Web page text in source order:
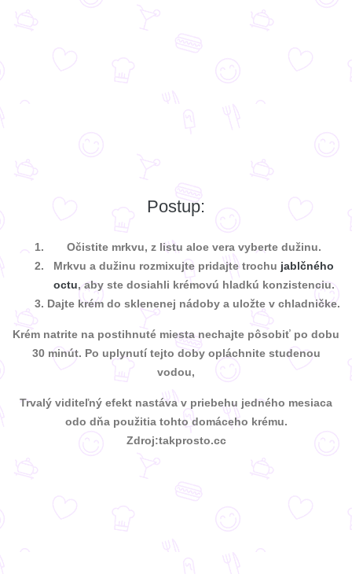
Postup:
Očistite mrkvu, z listu aloe vera vyberte dužinu.
Mrkvu a dužinu rozmixujte pridajte trochu jablčného
octu, aby ste dosiahli krémovú hladkú konzistenciu.
Dajte krém do sklenenej nádoby a uložte v chladničke.
Krém natrite na postihnuté miesta nechajte pôsobiť po dobu
30 minút. Po uplynutí tejto doby opláchnite studenou
vodou,
Trvalý viditeľný efekt nastáva v priebehu jedného mesiaca
odo dňa použitia tohto domáceho krému.
Zdroj:takprosto.cc